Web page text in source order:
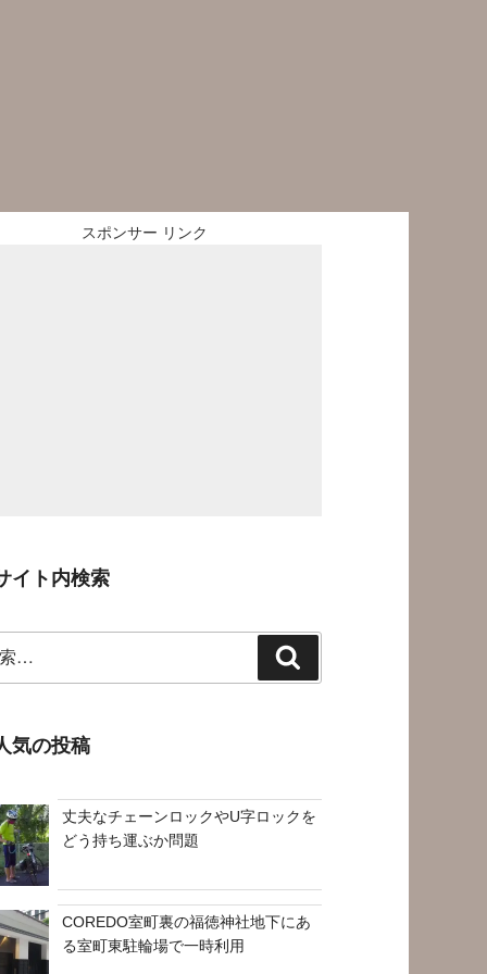
スポンサー リンク
イト内検索
索
気の投稿
丈夫なチェーンロックやU字ロックを
どう持ち運ぶか問題
COREDO室町裏の福徳神社地下にあ
る室町東駐輪場で一時利用